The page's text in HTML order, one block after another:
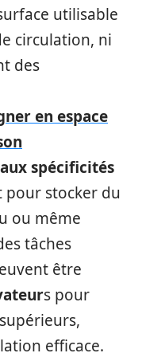
utilisable
circulation, ni
des
en espace
spécificités
pour stocker du
ou même
tâches
être
s pour
efficace.